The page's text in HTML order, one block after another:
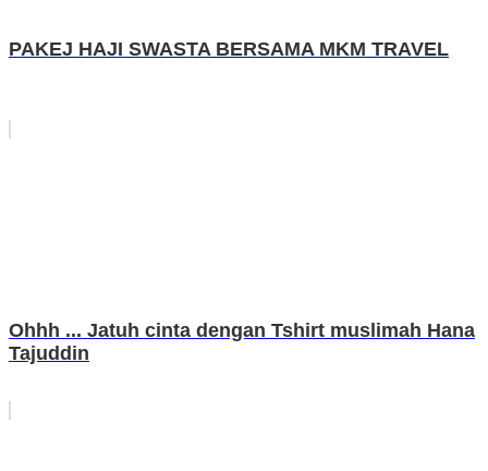
PAKEJ HAJI SWASTA BERSAMA MKM TRAVEL
Ohhh ... Jatuh cinta dengan Tshirt muslimah Hana
Tajuddin